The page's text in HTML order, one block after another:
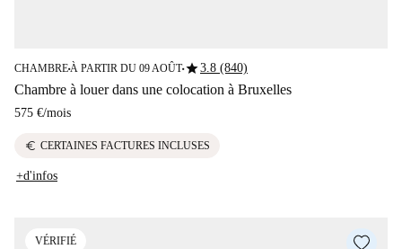
CHAMBRE■À PARTIR DU 09 AOÛT■star3.8 (840)
Chambre à louer dans une colocation à Bruxelles
575 €/mois
euro CERTAINES FACTURES INCLUSES
+d'infos
VÉRIFIÉ